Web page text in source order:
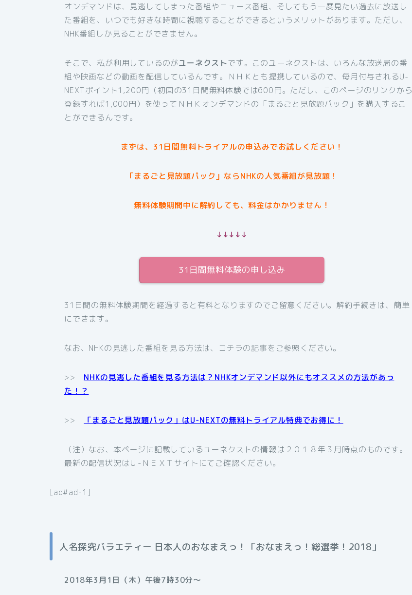
オンデマンドは、見逃してしまった番組やニュース番組、そしてもう一度見たい過去に放送し
た番組を、いつでも好きな時間に視聴することができるというメリットがあります。ただし、
NHK番組しか見ることができません。
そこで、私が利用しているのがユーネクストです。このユーネクストは、いろんな放送局の番
組や映画などの動画を配信しているんです。ＮＨＫとも提携しているので、毎月付与されるU-
NEXTポイント1,200円（初回の31日間無料体験では600円。ただし、このページのリンクから
登録すれば1,000円）を使ってＮＨＫオンデマンドの「まるごと見放題パック」を購入するこ
とができるんです。
まずは、31日間無料トライアルの申込みでお試しください！
「まるごと見放題パック」ならNHKの人気番組が見放題！
無料体験期間中に解約しても、料金はかかりません！
↓↓↓↓↓
31日間無料体験の申し込み
31日間の無料体験期間を経過すると有料となりますのでご留意ください。解約手続きは、簡単
にできます。
なお、NHKの見逃した番組を見る方法は、コチラの記事をご参照ください。
>> NHKの見逃した番組を見る方法は？NHKオンデマンド以外にもオススメの方法があっ
た！？
>> 「まるごと見放題パック」はU-NEXTの無料トライアル特典でお得に！
（注）なお、本ページに記載しているユーネクストの情報は２０１８年３月時点のものです。
最新の配信状況はＵ-ＮＥＸＴサイトにてご確認ください。
[ad#ad-1]
人名探究バラエティー 日本人のおなまえっ！「おなまえっ！総選挙！2018」
2018年3月1日（木）午後7時30分～